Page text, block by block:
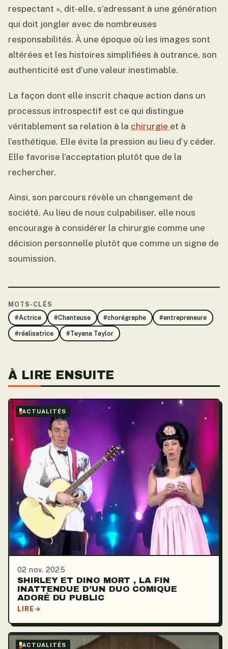
respectant », dit-elle, s’adressant à une génération
qui doit jongler avec de nombreuses
responsabilités. À une époque où les images sont
altérées et les histoires simplifiées à outrance, son
authenticité est d’une valeur inestimable.
La façon dont elle inscrit chaque action dans un
processus introspectif est ce qui distingue
véritablement sa relation à la chirurgie et à
l’esthétique. Elle évite la pression au lieu d’y céder.
Elle favorise l’acceptation plutôt que de la
rechercher.
Ainsi, son parcours révèle un changement de
société. Au lieu de nous culpabiliser, elle nous
encourage à considérer la chirurgie comme une
décision personnelle plutôt que comme un signe de
soumission.
MOTS-CLÉS
#Actrice
#Chanteuse #chorégraphe #entrepreneure
#réalisatrice #Teyana Taylor
À LIRE ENSUITE
ACTUALITÉS
02 nov. 2025
SHIRLEY ET DINO MORT , LA FIN
INATTENDUE D’UN DUO COMIQUE
ADORÉ DU PUBLIC
LIRE
ACTUALITÉS